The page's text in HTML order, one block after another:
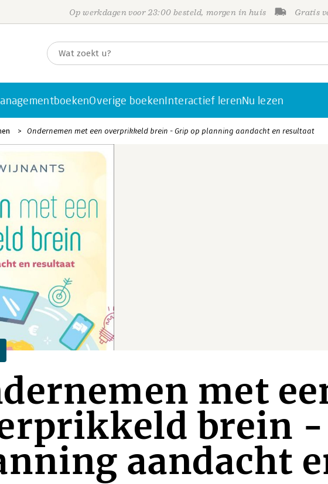
Op werkdagen voor 23:00 besteld, morgen in huis Gratis
Overige boekenInteractief lerenNu lezen
Ondernemen met een overprikkeld brein - Grip op planning aandacht en resultaat
met
brein -
aandacht